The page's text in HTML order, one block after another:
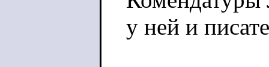
у ней и